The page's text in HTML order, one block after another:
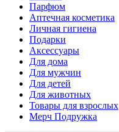
Парфюм
Аптечная косметика
Личная гигиена
Подарки
Аксессуары
Для дома
Для мужчин
Для детей
Для животных
Товары для взрослых
Мерч Подружка